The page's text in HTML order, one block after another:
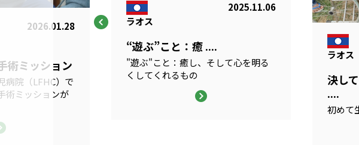
2026.01.28
術ミッション
病院（LFHC）で
術ミッションが
ラオス
2025.11.06
“遊ぶ”こと：癒 ....
"遊ぶ"こと：癒し、そして心を明る
くしてくれるもの
ラオス
決し
....
初めて